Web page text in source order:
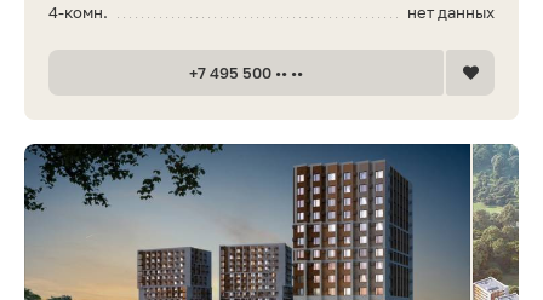
нет данных
4-комн.
+7 495 500 •• ••